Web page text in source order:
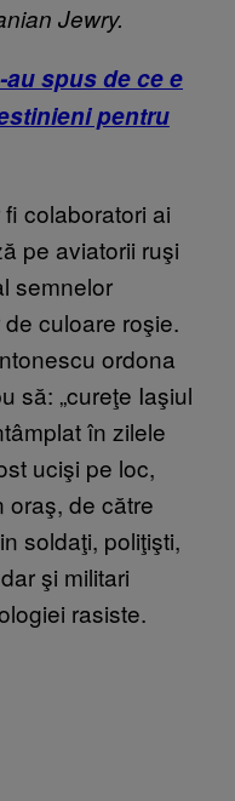
Jewry.
au spus de ce e
pentru
colaboratori ai
pe aviatorii ruşi
semnelor
culoare roşie.
ordona
să: „cureţe Iaşiul
în zilele
ucişi pe loc,
oraş, de către
soldaţi, poliţişti,
şi militari
rasiste.